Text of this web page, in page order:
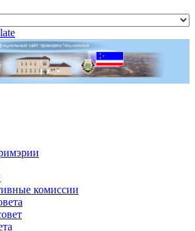
комиссии